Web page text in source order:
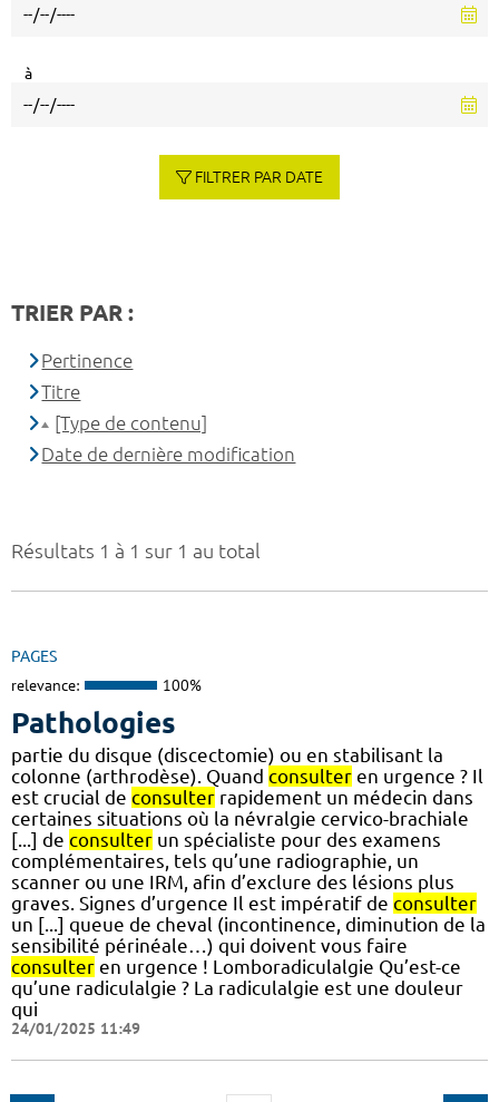
Résultats 1 à 1 sur 1 au total
PAGES
relevance: 100%
Pathologies
partie du disque (discectomie) ou en stabilisant la
colonne (arthrodèse). Quand consulter en urgence ? Il
est crucial de consulter rapidement un médecin dans
certaines situations où la névralgie cervico-brachiale
[...] de consulter un spécialiste pour des examens
complémentaires, tels qu’une radiographie, un
scanner ou une IRM, afin d’exclure des lésions plus
graves. Signes d’urgence Il est impératif de consulter
un [...] queue de cheval (incontinence, diminution de la
sensibilité périnéale…) qui doivent vous faire
consulter en urgence ! Lomboradiculalgie Qu’est-ce
qu’une radiculalgie ? La radiculalgie est une douleur
qui
24/01/2025 11:49
à
FILTRER PAR DATE
TRIER PAR :
Pertinence
Titre
[Type de contenu]
Date de dernière modification